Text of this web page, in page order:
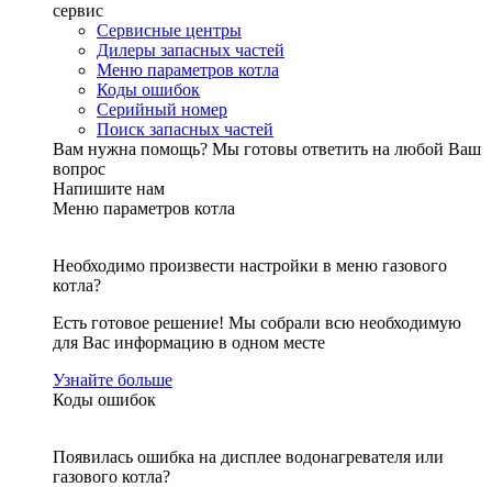
сервис
Сервисные центры
Дилеры запасных частей
Меню параметров котла
Коды ошибок
Серийный номер
Поиск запасных частей
Вам нужна помощь? Мы готовы ответить на любой Ваш
вопрос
Напишите нам
Меню параметров котла
Необходимо произвести настройки в меню газового
котла?
Есть готовое решение! Мы собрали всю необходимую
для Вас информацию в одном месте
Узнайте больше
Коды ошибок
Появилась ошибка на дисплее водонагревателя или
газового котла?